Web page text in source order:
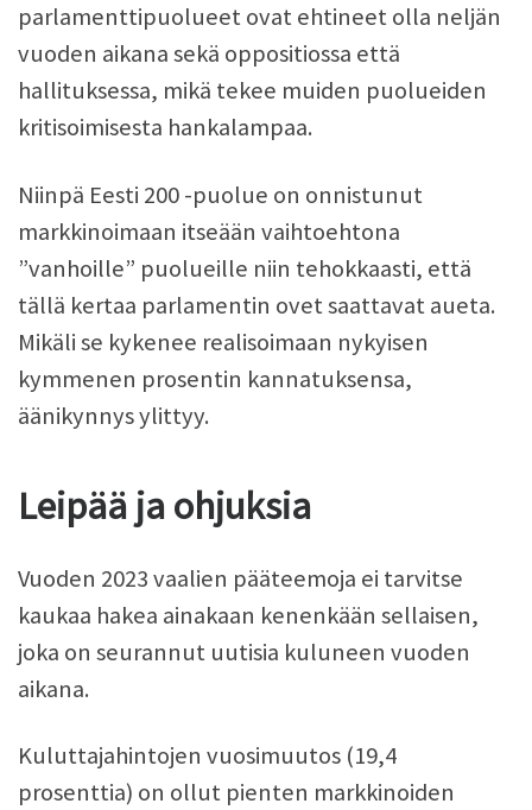
parlamenttipuolueet ovat ehtineet olla neljän
vuoden aikana sekä oppositiossa että
hallituksessa, mikä tekee muiden puolueiden
kritisoimisesta hankalampaa.
Niinpä Eesti 200 -puolue on onnistunut
markkinoimaan itseään vaihtoehtona
”vanhoille” puolueille niin tehokkaasti, että
tällä kertaa parlamentin ovet saattavat aueta.
Mikäli se kykenee realisoimaan nykyisen
kymmenen prosentin kannatuksensa,
äänikynnys ylittyy.
Leipää ja ohjuksia
Vuoden 2023 vaalien pääteemoja ei tarvitse
kaukaa hakea ainakaan kenenkään sellaisen,
joka on seurannut uutisia kuluneen vuoden
aikana.
Kuluttajahintojen vuosimuutos (19,4
prosenttia) on ollut pienten markkinoiden